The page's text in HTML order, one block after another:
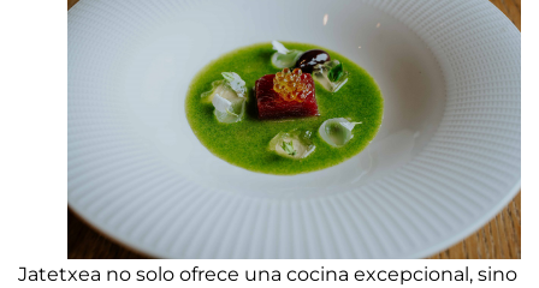
Jatetxea no solo ofrece una cocina excepcional, sino